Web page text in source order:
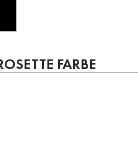
FARBE